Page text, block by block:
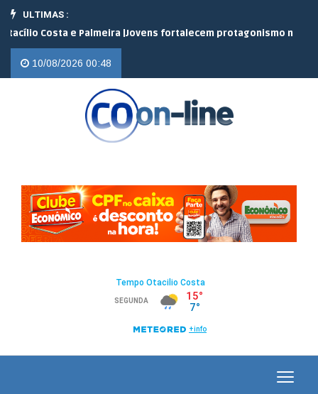
ULTIMAS :
e Palmeira |Jovens fortalecem protagonismo no campo em
10/08/2026 00:48